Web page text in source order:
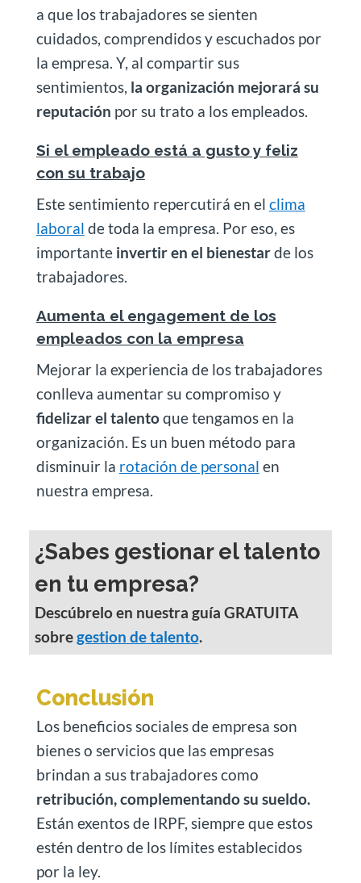
a que los trabajadores se sienten
cuidados, comprendidos y escuchados por
la empresa. Y, al compartir sus
sentimientos, la organización mejorará su
reputación por su trato a los empleados.
Si el empleado está a gusto y feliz
con su trabajo
Este sentimiento repercutirá en el clima
laboral de toda la empresa. Por eso, es
importante invertir en el bienestarde los
trabajadores.
Aumenta el engagement de los
empleados con la empresa
Mejorar la experiencia de los trabajadores
conlleva aumentar su compromiso y
fidelizar el talentoque tengamos en la
organización. Es un buen método para
disminuir la rotación de personal en
nuestra empresa.
¿Sabes gestionar el talento
en tu empresa?
Descúbrelo en nuestra guía GRATUITA
sobregestion de talento.
Conclusión
Los beneficios sociales de empresa son
bienes o servicios que las empresas
brindan a sus trabajadores como
retribución, complementando su sueldo.
Están exentos de IRPF, siempre que estos
estén dentro de los límites establecidos
por la ley.